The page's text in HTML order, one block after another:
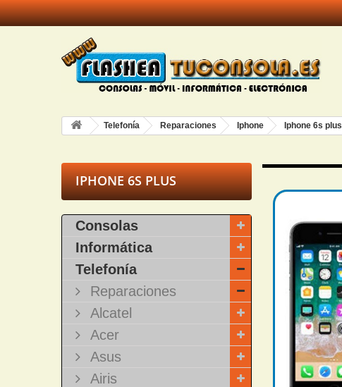
Telefonía Reparaciones Iphone Iphone 6s plus
IPHONE 6S PLUS
Consolas
Informática
Telefonía
Reparaciones
Alcatel
Acer
Asus
Airis